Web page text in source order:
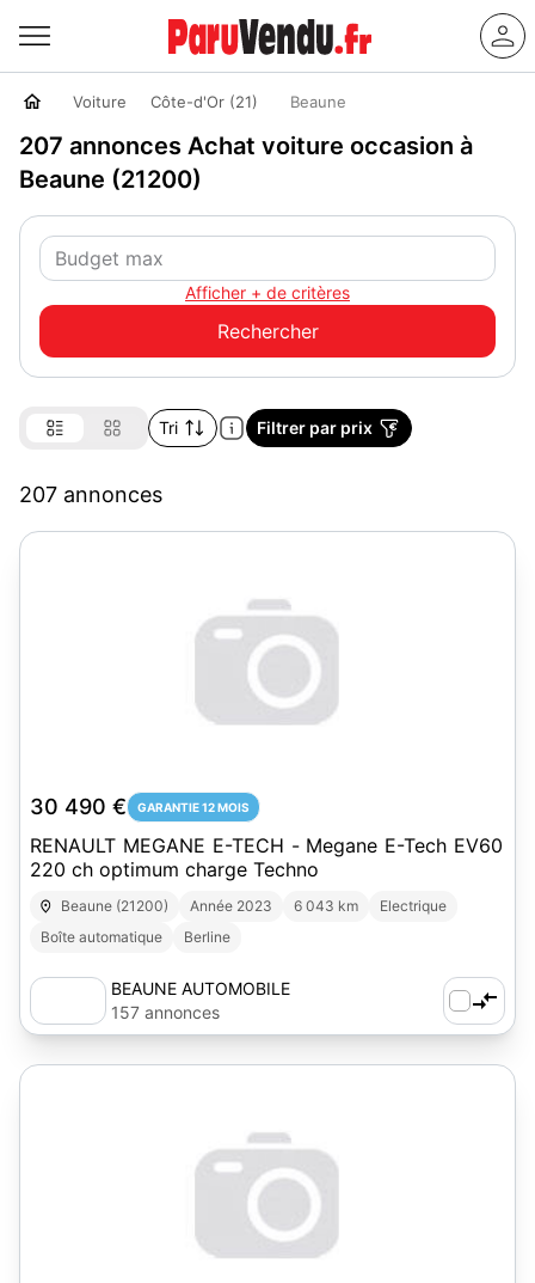
Voiture Côte-d'Or (21) Beaune
207 annonces Achat voiture occasion à
Beaune (21200)
Afficher + de critères
Tri Filtrer par prix
207 annonces
30 490 € GARANTIE 12 MOIS
RENAULT MEGANE E-TECH - Megane E-Tech EV60
220 ch optimum charge Techno
Beaune (21200) Année 2023 6 043 km
Electrique
Boîte automatique
Berline
BEAUNE AUTOMOBILE
157 annonces